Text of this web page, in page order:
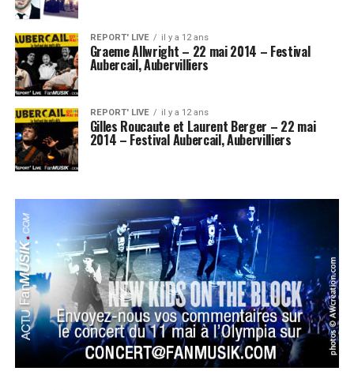
REPORT' LIVE il y a 12 ans
Graeme Allwright – 22 mai 2014 – Festival
Aubercail, Aubervilliers
REPORT' LIVE il y a 12 ans
Gilles Roucaute et Laurent Berger – 22 mai
2014 – Festival Aubercail, Aubervilliers